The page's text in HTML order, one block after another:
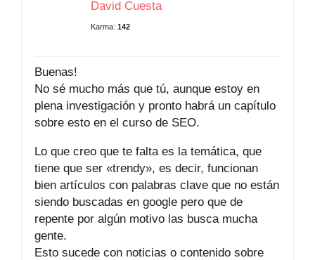
David Cuesta
Karma: 142
Buenas!
No sé mucho más que tú, aunque estoy en
plena investigación y pronto habrá un capítulo
sobre esto en el curso de SEO.
Lo que creo que te falta es la temática, que
tiene que ser «trendy», es decir, funcionan
bien artículos con palabras clave que no están
siendo buscadas en google pero que de
repente por algún motivo las busca mucha
gente.
Esto sucede con noticias o contenido sobre